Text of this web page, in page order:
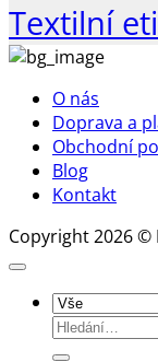
Textilní
O nás
Doprava a
Obchodní
Blog
Kontakt
Copyright 2026 ©
Hledat: